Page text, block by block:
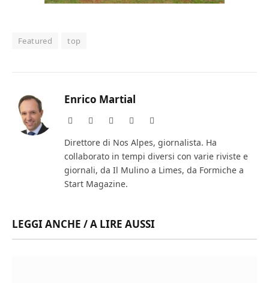
Featured top
Enrico Martial
Website Facebook Instagram
Direttore di Nos Alpes, giornalista. Ha
collaborato in tempi diversi con varie riviste e
giornali, da Il Mulino a Limes, da Formiche a
Start Magazine.
LEGGI ANCHE / A LIRE AUSSI